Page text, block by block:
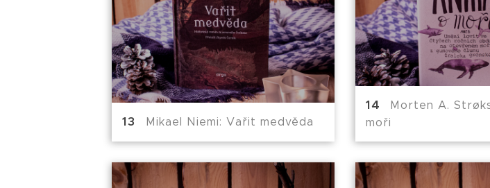
Mikael Niemi: Vařit medvěda
Morten A.
moři